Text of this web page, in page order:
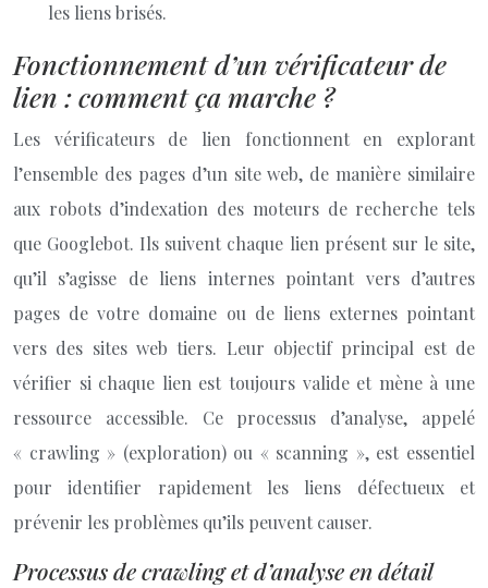
les liens brisés.
Fonctionnement d’un vérificateur de
lien : comment ça marche ?
Les vérificateurs de lien fonctionnent en explorant
l’ensemble des pages d’un site web, de manière similaire
aux robots d’indexation des moteurs de recherche tels
que Googlebot. Ils suivent chaque lien présent sur le site,
qu’il s’agisse de liens internes pointant vers d’autres
pages de votre domaine ou de liens externes pointant
vers des sites web tiers. Leur objectif principal est de
vérifier si chaque lien est toujours valide et mène à une
ressource accessible. Ce processus d’analyse, appelé
« crawling » (exploration) ou « scanning », est essentiel
pour identifier rapidement les liens défectueux et
prévenir les problèmes qu’ils peuvent causer.
Processus de crawling et d’analyse en détail